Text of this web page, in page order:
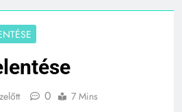
0 7 Mins